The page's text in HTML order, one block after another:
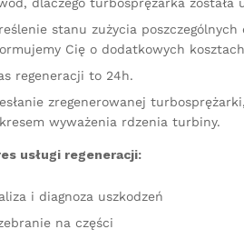
stanu zużycia
Cię o dodatkowych
regeneracji to 24h.
zregenerowanej
wyważenia rdzenia turbiny.
usługi regeneracji:
i diagnoza uszkodzeń
na części